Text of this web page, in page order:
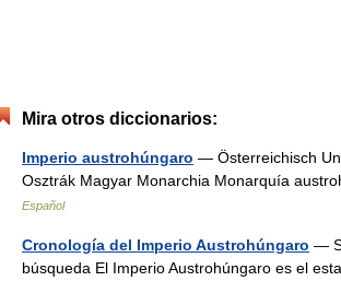
Mira otros diccionarios:
Imperio austrohúngaro — Österreichisch
Osztrák Magyar Monarchia Monarquía
Español
Cronología del Imperio Austrohúngaro —
búsqueda El Imperio Austrohúngaro es el